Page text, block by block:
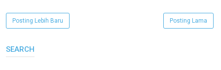
Posting Lebih Baru Posting Lama
SEARCH